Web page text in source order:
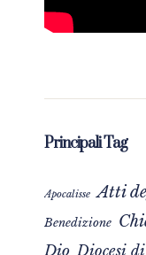
Principali Tag
Apocalisse Atti
Benedizione
Dio Diocesi